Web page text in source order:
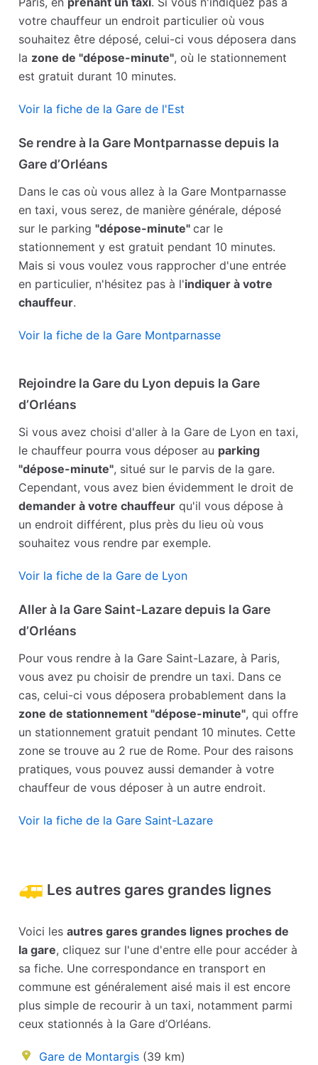
votre chauffeur un endroit particulier où vous
souhaitez être déposé, celui-ci vous déposera dans
la zone de "dépose-minute", où le stationnement
est gratuit durant 10 minutes.
Voir la fiche de la Gare de l'Est
Se rendre à la Gare Montparnasse depuis la
Gare d’Orléans
Dans le cas où vous allez à la Gare Montparnasse
en taxi, vous serez, de manière générale, déposé
sur le parking"dépose-minute"car le
stationnement y est gratuit pendant 10 minutes.
Mais si vous voulez vous rapprocher d'une entrée
en particulier, n'hésitez pas à l'indiquer à votre
chauffeur.
Voir la fiche de la Gare Montparnasse
Rejoindre la Gare du Lyon depuis la Gare
d’Orléans
Si vous avez choisi d'aller à la Gare de Lyon en taxi,
le chauffeur pourra vous déposer au parking
"dépose-minute", situé sur le parvis de la gare.
Cependant, vous avez bien évidemment le droit de
demander à votre chauffeur qu'il vous dépose à
un endroit différent, plus près du lieu où vous
souhaitez vous rendre par exemple.
Voir la fiche de la Gare de Lyon
Aller à la Gare Saint-Lazare depuis la Gare
d’Orléans
Pour vous rendre à la Gare Saint-Lazare, à Paris,
vous avez pu choisir de prendre un taxi. Dans ce
cas, celui-ci vous déposera probablement dans la
zone de stationnement "dépose-minute", qui offre
un stationnement gratuit pendant 10 minutes. Cette
zone se trouve au 2 rue de Rome. Pour des raisons
pratiques, vous pouvez aussi demander à votre
chauffeur de vous déposer à un autre endroit.
Voir la fiche de la Gare Saint-Lazare
Les autres gares grandes lignes
Voici lesautres gares grandes lignes proches de
la gare, cliquez sur l'une d'entre elle pour accéder à
sa fiche. Une correspondance en transport en
commune est généralement aisé mais il est encore
plus simple de recourir à un taxi, notamment parmi
ceux stationnés à la Gare d’Orléans.
Gare de Montargis (39 km)